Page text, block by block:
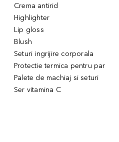
Crema antirid
Highlighter
Lip gloss
Blush
Seturi ingrijire corporala
Protectie termica pentru par
Palete de machiaj si seturi
Ser vitamina C